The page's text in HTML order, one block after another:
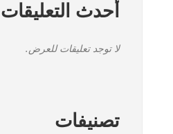
أحدث التعليقات
لا توجد تعليقات للعرض.
تصنيفات